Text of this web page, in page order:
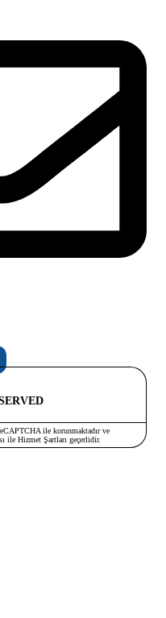
ile korunmaktadır ve
ile Hizmet Şartları geçerlidir.